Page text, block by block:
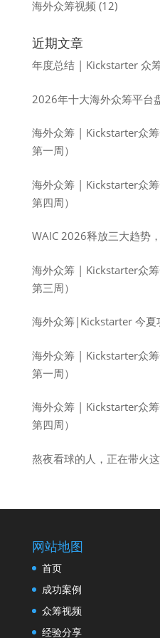
海外众筹视频 (12)
近期文章
年度总结 | Kickstarter 众
2026年十大海外众筹平台
海外众筹 | Kickstarter众
第一周）
海外众筹 | Kickstarter众
第四周）
WAIC 2026释放三大趋势
海外众筹 | Kickstarter众
第三周）
海外众筹|Kickstarter 今夏
海外众筹 | Kickstarter众
第一周）
海外众筹 | Kickstarter众
第四周）
熬夜看球的人，正在带火
网站地图
首页
成功案例
众筹视频
经验分享